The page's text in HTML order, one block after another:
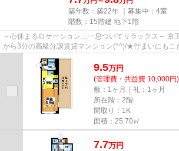
築年数：築22年 ｜募集中： 4室
階数：15階建 地下1階
～心休まるロケーション…一息ついてリラックス～ 京
から3分の高級分譲賃貸マンション(^^)/★佇まいにもこ
ュリティもバッチリ！ 一つ考...
9.5万円
(管理費・共益費 10,000円)
敷：1ヶ月｜礼：1ヶ月
所在階：2階
間取り：1K
面積：25.70㎡
7.7万円